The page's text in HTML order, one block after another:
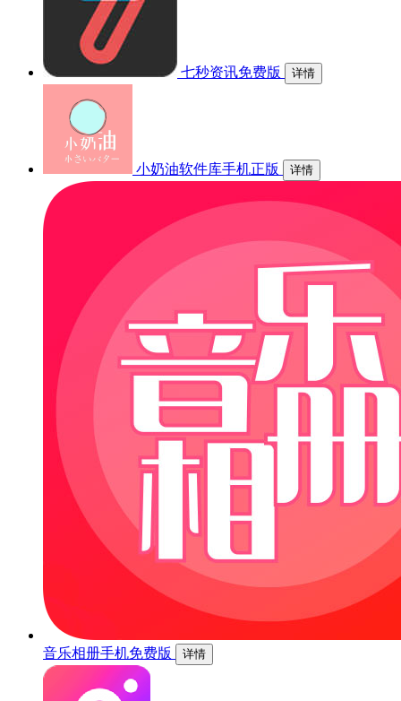
七秒资讯免费版 详情
小奶油软件库手机正版 详情
音乐相册手机免费版 详情